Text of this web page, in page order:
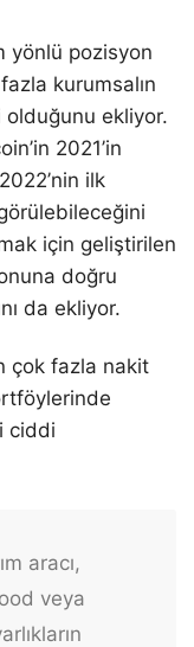
yönlü pozisyon
kurumsalın
ekliyor.
2021’in
ilk
için geliştirilen
doğru
da ekliyor.
çok fazla nakit
ciddi
aracı,
veya